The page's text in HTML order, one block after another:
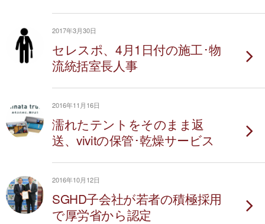
2017年3月30日
セレスポ、4月1日付の施工･物
流統括室長人事
2016年11月16日
濡れたテントをそのまま返
送、vivitの保管･乾燥サービス
2016年10月12日
SGHD子会社が若者の積極採用
で厚労省から認定